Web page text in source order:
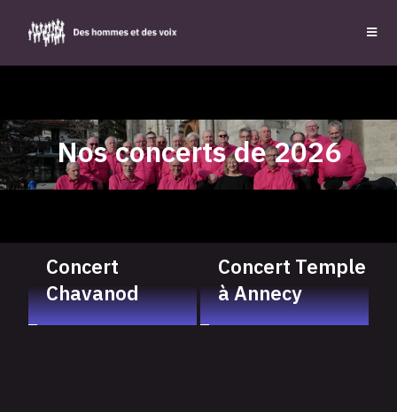
Nos concerts de 2026
24/01/2026
Concert
Chavanod
06/06/2026
Concert Temple
à Annecy